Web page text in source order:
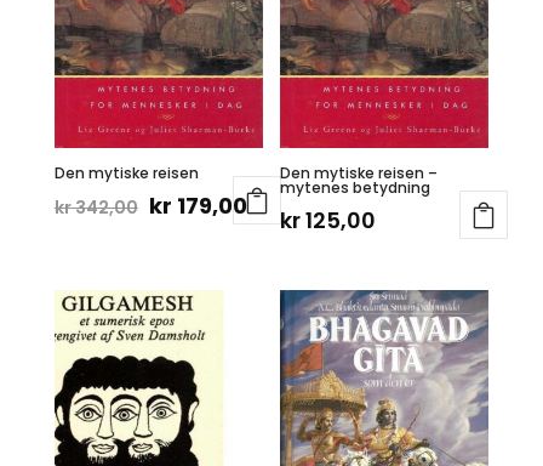
Den mytiske reisen
kr342,00 Opprinnelig
kr 342,00.
kr 179,00Nåværende
kr 179,00.
Den mytiske reisen –
mytenes betydning
kr125,00